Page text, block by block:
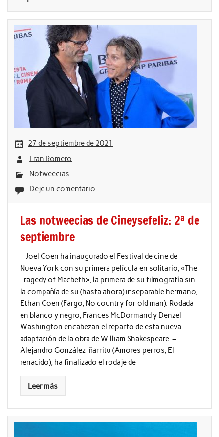
27 de septiembre de 2021
Fran Romero
Notweecias
Deje un comentario
Las notweecias de Cineysefeliz: 2ª de
septiembre
– Joel Coen ha inaugurado el Festival de cine de
Nueva York con su primera película en solitario, «The
Tragedy of Macbeth», la primera de su filmografía sin
la compañía de su (hasta ahora) inseparable hermano,
Ethan Coen (Fargo, No country for old man). Rodada
en blanco y negro, Frances McDormand y Denzel
Washington encabezan el reparto de esta nueva
adaptación de la obra de William Shakespeare. –
Alejandro González Iñarritu (Amores perros, El
renacido), ha finalizado el rodaje de
Leer más